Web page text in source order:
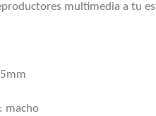
multimedia a tu
macho